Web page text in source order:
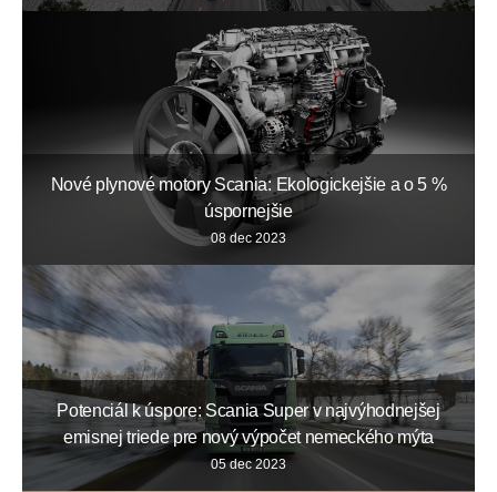
Nové plynové motory Scania: Ekologickejšie a o 5 %
úspornejšie
08 dec 2023
Potenciál k úspore: Scania Super v najvýhodnejšej
emisnej triede pre nový výpočet nemeckého mýta
05 dec 2023